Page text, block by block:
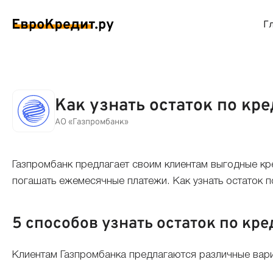
займы
с плохой КИ
займы
до зарплаты
Лучшие займы
Долгосрочные займы
Круглосуточные займы
С
Кредитные карты
Беспроцентные
Кредитные карты с
Как узнать остаток по
АО «Газпромбанк»
Газпромбанк предлагает своим клиентам выгодные
погашать ежемесячные платежи. Как узнать остаток
5 способов узнать остаток по
Клиентам Газпромбанка предлагаются различные